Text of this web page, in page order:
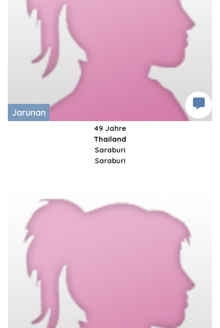
Jarunan
49 Jahre
Thailand
Saraburi
Saraburi